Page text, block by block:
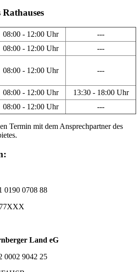
Rathauses
08:00 - 12:00 Uhr
---
08:00 - 12:00 Uhr ---
08:00 - 12:00 Uhr ---
08:00 - 12:00 Uhr
13:30 - 18:00 Uhr
08:00 - 12:00 Uhr ---
Termin mit dem Ansprechpartner des
0190 0708 88
Land eG
0002 9042 25